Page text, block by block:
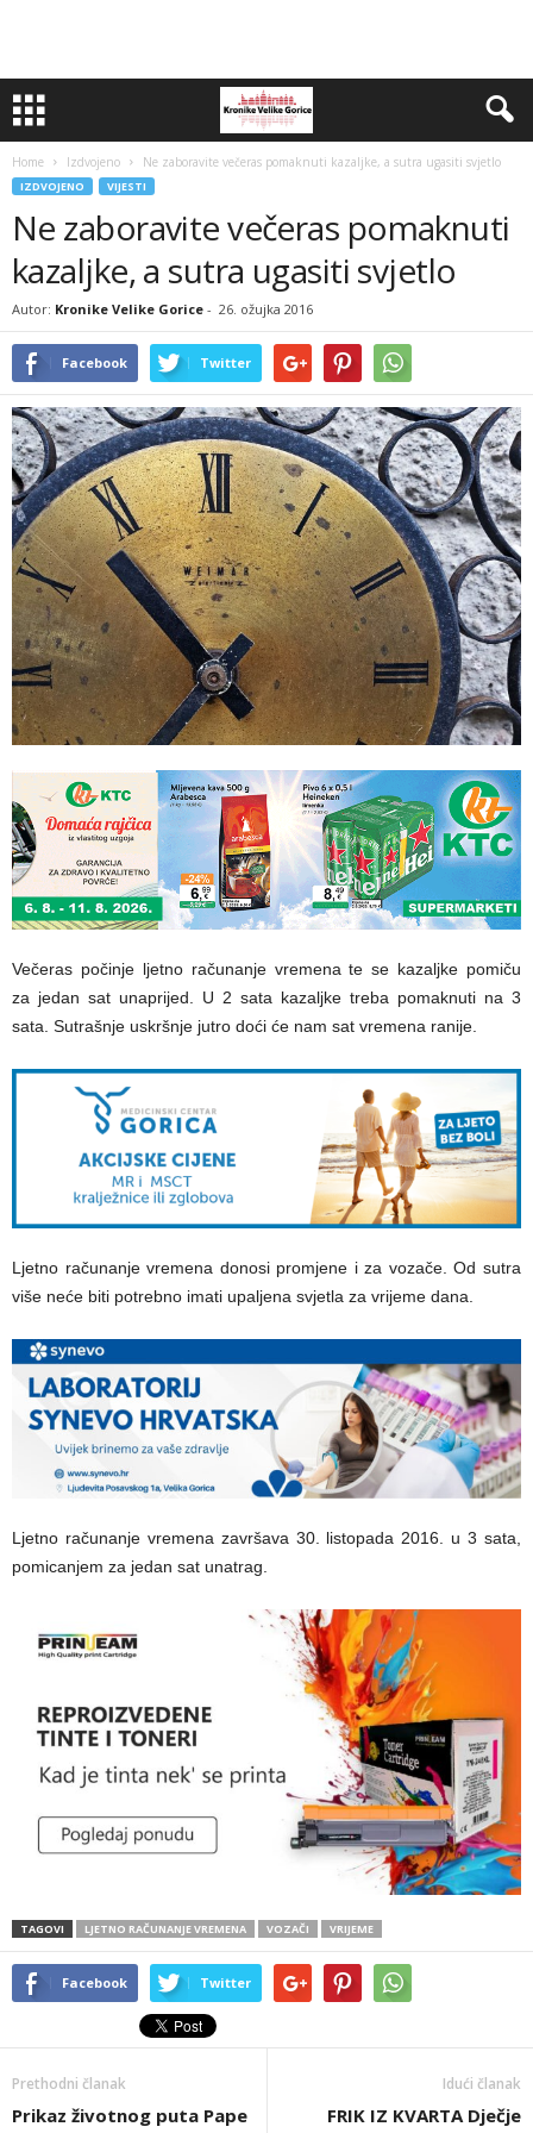
Home Izdvojeno Ne zaboravite večeras pomaknuti kazaljke, a sutra ugasiti svjetlo
IZDVOJENO VIJESTI
Ne zaboravite večeras pomaknuti
kazaljke, a sutra ugasiti svjetlo
Autor: Kronike Velike Gorice - 26. ožujka 2016
Facebook Twitter
Večeras počinje ljetno računanje vremena te se kazaljke pomiču
za jedan sat unaprijed. U 2 sata kazaljke treba pomaknuti na 3
sata. Sutrašnje uskršnje jutro doći će nam sat vremena ranije.
Ljetno računanje vremena donosi promjene i za vozače. Od sutra
više neće biti potrebno imati upaljena svjetla za vrijeme dana.
Ljetno računanje vremena završava 30. listopada 2016. u 3 sata,
pomicanjem za jedan sat unatrag.
TAGOVI LJETNO RAČUNANJE VREMENA VOZAČI VRIJEME
Facebook Twitter
Prethodni članak
Prikaz životnog puta Pape
Idući članak
FRIK IZ KVARTA Dječje